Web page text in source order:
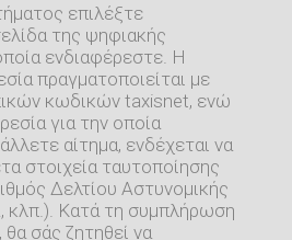
επιλέξτε
της ψηφιακής
ενδιαφέρεστε. Η
πραγματοποιείται με
κωδικών taxisnet, ενώ
για την οποία
αίτημα, ενδέχεται να
στοιχεία ταυτοποίησης
Δελτίου Αστυνομικής
Κατά τη συμπλήρωση
σάς ζητηθεί να